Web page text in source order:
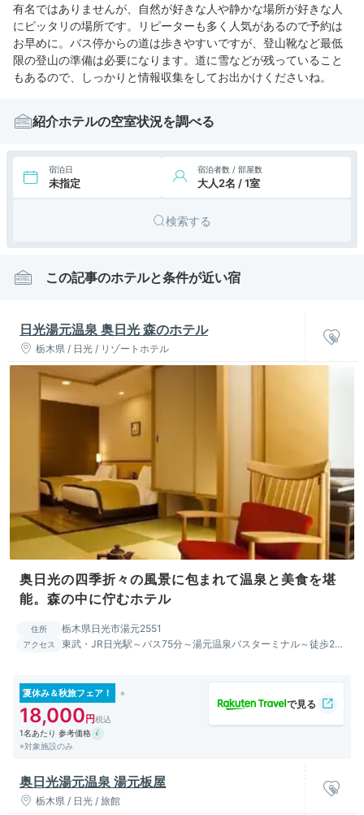
有名ではありませんが、自然が好きな人や静かな場所が好きな人
にピッタリの場所です。リピーターも多く人気があるので予約は
お早めに。バス停からの道は歩きやすいですが、登山靴など最低
限の登山の準備は必要になります。道に雪などが残っていること
もあるので、しっかりと情報収集をしてお出かけくださいね。
紹介ホテルの空室状況を調べる
宿泊日
未指定
宿泊者数 / 部屋数
大人2名 / 1室
検索する
この記事のホテルと条件が近い宿
日光湯元温泉 奥日光 森のホテル
栃木県 / 日光 / リゾートホテル
奥日光の四季折々の風景に包まれて温泉と美食を堪
能。森の中に佇むホテル
住所 栃木県日光市湯元2551
アクセス
東武・JR日光駅～バス75分～湯元温泉バスターミナル～徒歩2分/
夏休み＆秋旅フェア！
18,000
1名あたり 参考価格
※対象施設のみ
奥日光湯元温泉 湯元板屋
栃木県 / 日光 / 旅館